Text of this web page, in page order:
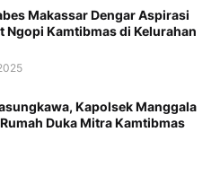
Makassar Dengar Aspirasi
Ngopi Kamtibmas di Kelurahan
Kapolsek Manggala
Duka Mitra Kamtibmas